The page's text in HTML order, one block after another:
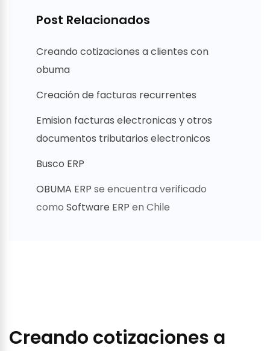
Post Relacionados
Creando cotizaciones a clientes con
obuma
Creación de facturas recurrentes
Emision facturas electronicas y otros
documentos tributarios electronicos
Busco ERP
OBUMA ERP se encuentra verificado
como Software ERP en Chile
Creando cotizaciones a